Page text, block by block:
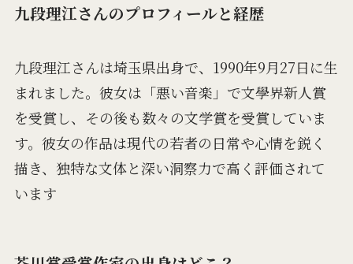
九段理江さんのプロフィールと経歴
九段理江さんは埼玉県出身で、1990年9月27日に生
まれました。彼女は「悪い音楽」で文學界新人賞
を受賞し、その後も数々の文学賞を受賞していま
す。彼女の作品は現代の若者の日常や心情を鋭く
描き、独特な文体と深い洞察力で高く評価されて
います​